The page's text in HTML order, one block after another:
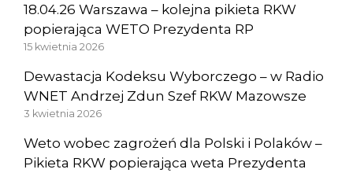
18.04.26 Warszawa – kolejna pikieta RKW
popierająca WETO Prezydenta RP
15 kwietnia 2026
Dewastacja Kodeksu Wyborczego – w Radio
WNET Andrzej Zdun Szef RKW Mazowsze
3 kwietnia 2026
Weto wobec zagrożeń dla Polski i Polaków –
Pikieta RKW popierająca weta Prezydenta